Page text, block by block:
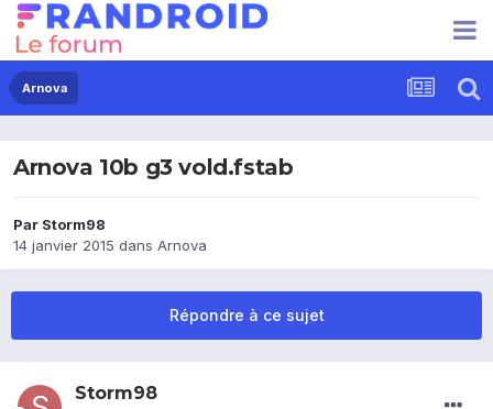
Arnova
Arnova 10b g3 vold.fstab
Par Storm98
14 janvier 2015 dans Arnova
Répondre à ce sujet
Storm98